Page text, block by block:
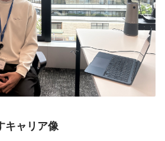
キャリア像